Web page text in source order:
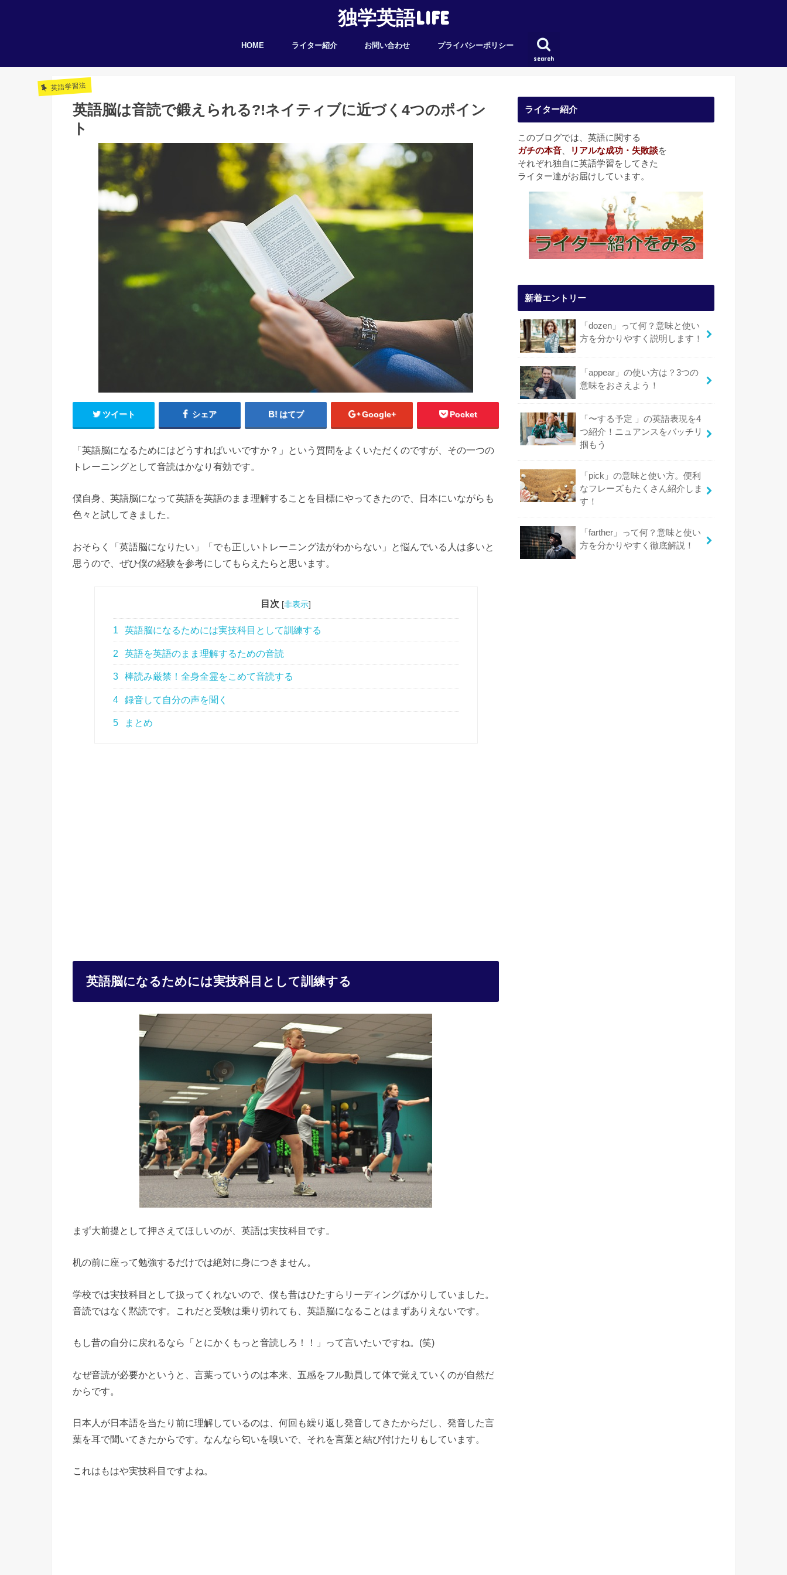
独学英語LIFE
search
HOME ライター紹介 お問い合わせ プライバシーポリシー
英語学習法
英語脳は音読で鍛えられる?!ネイティブに近づく4つのポイン
ト
ツイート シェア はてブ Google+ Pocket
「英語脳になるためにはどうすればいいですか？」という質問をよくいただくのですが、その一つの
トレーニングとして音読はかなり有効です。
僕自身、英語脳になって英語を英語のまま理解することを目標にやってきたので、日本にいながらも
色々と試してきました。
おそらく「英語脳になりたい」「でも正しいトレーニング法がわからない」と悩んでいる人は多いと
思うので、ぜひ僕の経験を参考にしてもらえたらと思います。
目次 [非表示]
1 英語脳になるためには実技科目として訓練する
2 英語を英語のまま理解するための音読
3 棒読み厳禁！全身全霊をこめて音読する
4 録音して自分の声を聞く
5 まとめ
英語脳になるためには実技科目として訓練する
まず大前提として押さえてほしいのが、英語は実技科目です。
机の前に座って勉強するだけでは絶対に身につきません。
学校では実技科目として扱ってくれないので、僕も昔はひたすらリーディングばかりしていました。
音読ではなく黙読です。これだと受験は乗り切れても、英語脳になることはまずありえないです。
もし昔の自分に戻れるなら「とにかくもっと音読しろ！！」って言いたいですね。(笑)
なぜ音読が必要かというと、言葉っていうのは本来、五感をフル動員して体で覚えていくのが自然だ
からです。
日本人が日本語を当たり前に理解しているのは、何回も繰り返し発音してきたからだし、発音した言
葉を耳で聞いてきたからです。なんなら匂いを嗅いで、それを言葉と結び付けたりもしています。
これはもはや実技科目ですよね。
ライター紹介
このブログでは、英語に関する
ガチの本音
リアルな成功・失敗談を
それぞれ独自に英語学習をしてきた
ライター達がお届けしています。
新着エントリー
「dozen」って何？意味と使い
方を分かりやすく説明します！
「appear」の使い方は？3つの
意味をおさえよう！
「〜する予定 」の英語表現を4
つ紹介！ニュアンスをバッチリ
掴もう
「pick」の意味と使い方。便利
なフレーズもたくさん紹介しま
す！
「farther」って何？意味と使い
方を分かりやすく徹底解説！